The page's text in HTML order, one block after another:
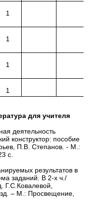
1
1
1
1
для учителя
деятельность
конструктор: пособие
П.В. Степанов. - М.:
с.
результатов в
заданий. В 2-х ч./
Г.С.Ковалевой,
– М.: Просвещение,